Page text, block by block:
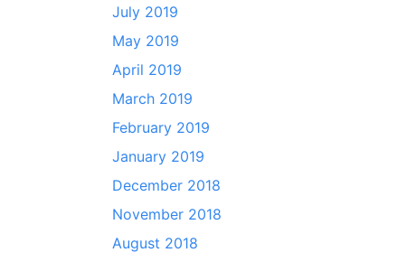
July 2019
May 2019
April 2019
March 2019
February 2019
January 2019
December 2018
November 2018
August 2018